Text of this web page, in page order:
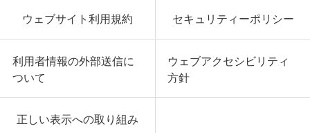
ウェブサイト利用規約 セキュリティーポリシー
利用者情報の外部送信に
ついて
ウェブアクセシビリティ
方針
正しい表示への取り組み